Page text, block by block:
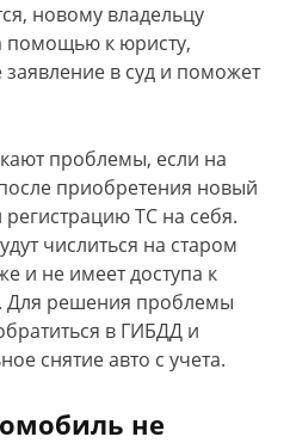
новому владельцу
помощью к юристу,
в суд и поможет
проблемы, если на
приобретения новый
ТС на себя.
числиться на старом
и не имеет доступа к
Для решения проблемы
в ГИБДД и
снятие авто с учета.
не